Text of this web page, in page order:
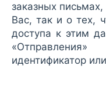
заказных
Вас, так и о тех,
доступа к этим
идентификатор